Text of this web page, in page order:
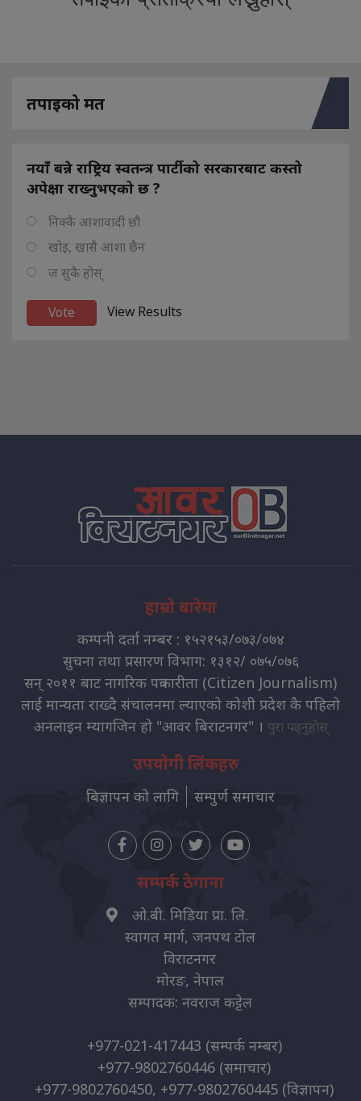
तपाइको मत
नयाँ बन्ने राष्ट्रिय स्वतन्त्र पार्टीको सरकारबाट कस्तो
अपेक्षा राख्नुभएको छ ?
निक्कै आशावादी छौ
खोइ, खासै आशा छैन
ज सुकै होस्
View Results
हाम्रो बारेमा
कम्पनी दर्ता नम्बर : १५२१५३/०७३/०७४
सुचना तथा प्रसारण विभाग: १३१२/ ०७५/०७६
सन् २०११ बाट नागरिक पत्रकारीता (Citizen Journalism)
लाई मान्यता राख्दै संचालनमा ल्याएको कोशी प्रदेश कै पहिलो
अनलाइन म्यागजिन हो "आवर बिराटनगर" । पुरा पढ्नुहोस्
उपयोगी लिंकहरु
बिज्ञापन को लागि सम्पुर्ण समाचार
सम्पर्क ठेगाना
ओ.बी. मिडिया प्रा. लि.
स्वागत मार्ग, जनपथ टोल
विराटनगर
मोरङ, नेपाल
सम्पादक: नवराज कट्टेल
+977-021-417443 (सम्पर्क नम्बर)
+977-9802760446 (समाचार)
+977-9802760450, +977-9802760445 (विज्ञापन)